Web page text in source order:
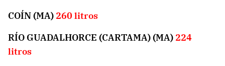
COÍN (MA) 260 litros
RÍO GUADALHORCE (CARTAMA) (MA) 224
litros